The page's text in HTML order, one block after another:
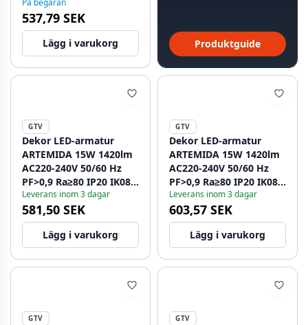
1208962637
På begäran
537,79 SEK
Lägg i varukorg Produktguide
GTV
Dekor LED-armatur
ARTEMIDA 15W 1420lm
AC220-240V 50/60 Hz
PF>0,9 Ra≥80 IP20 IK08
4000K 38° rektangulär
vit. 1208962639
Leverans inom 3 dagar
581,50 SEK
Lägg i varukorg
GTV
Dekor LED-armatur
ARTEMIDA 15W 1420lm
AC220-240V 50/60 Hz
PF>0,9 Ra≥80 IP20 IK08
4000K 38° rektangulär
svart. 1208962640
Leverans inom 3 dagar
603,57 SEK
Lägg i varukorg
GTV GTV